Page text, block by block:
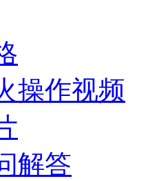
操作视频
解答